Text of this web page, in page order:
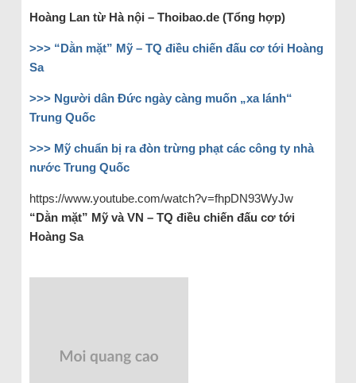
Hoàng Lan từ Hà nội – Thoibao.de (Tổng hợp)
>>> “Dằn mặt” Mỹ – TQ điều chiến đấu cơ tới Hoàng
Sa
>>> Người dân Đức ngày càng muốn „xa lánh“
Trung Quốc
>>> Mỹ chuẩn bị ra đòn trừng phạt các công ty nhà
nước Trung Quốc
https://www.youtube.com/watch?v=fhpDN93WyJw
“Dằn mặt” Mỹ và VN – TQ điều chiến đấu cơ tới
Hoàng Sa